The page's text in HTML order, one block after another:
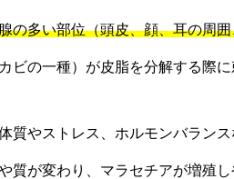
の多い部位（頭皮、顔、耳の周
ビの一種）が皮脂を分解する際
質やストレス、ホルモンバラン
質が変わり、マラセチアが増殖